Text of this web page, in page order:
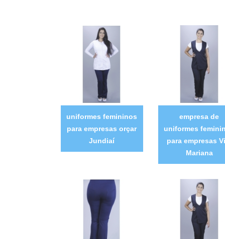
uniformes femininos
para empresas orçar
Jundiaí
empresa de
uniformes
para empresas
Mariana